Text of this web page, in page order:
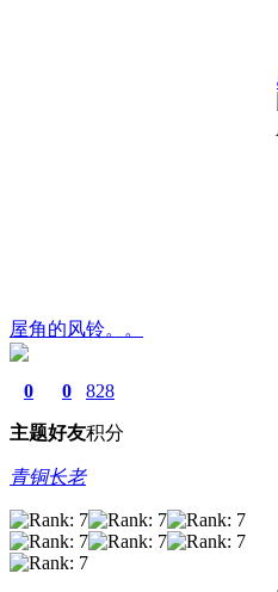
屋角的风铃。。
0
主题
0
好友
828
积分
青铜长老